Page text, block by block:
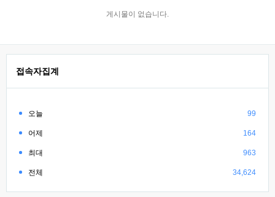
게시물이 없습니다.
접속자집계
오늘 99
어제 164
최대 963
전체 34,624